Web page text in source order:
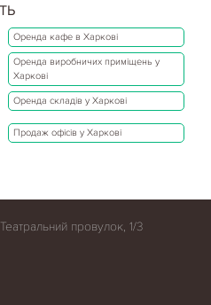
Оренда кафе в Харкові
Оренда виробничих приміщень у
Харкові
Оренда складів у Харкові
Продаж офісів у Харкові
провулок, 1/3